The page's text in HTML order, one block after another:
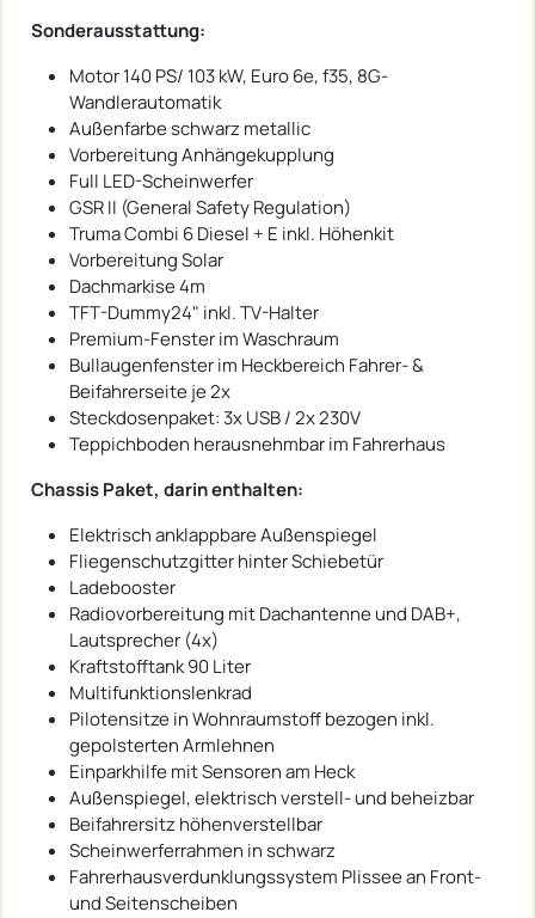
Sonderausstattung:
Motor 140 PS/ 103 kW, Euro 6e, f35, 8G-
Wandlerautomatik
Außenfarbe schwarz metallic
Vorbereitung Anhängekupplung
Full LED-Scheinwerfer
GSR II (General Safety Regulation)
Truma Combi 6 Diesel + E inkl. Höhenkit
Vorbereitung Solar
Dachmarkise 4m
TFT-Dummy24" inkl. TV-Halter
Premium-Fenster im Waschraum
Bullaugenfenster im Heckbereich Fahrer- &
Beifahrerseite je 2x
Steckdosenpaket: 3x USB / 2x 230V
Teppichboden herausnehmbar im Fahrerhaus
Chassis Paket, darin enthalten:
Elektrisch anklappbare Außenspiegel
Fliegenschutzgitter hinter Schiebetür
Ladebooster
Radiovorbereitung mit Dachantenne und DAB+,
Lautsprecher (4x)
Kraftstofftank 90 Liter
Multifunktionslenkrad
Pilotensitze in Wohnraumstoff bezogen inkl.
gepolsterten Armlehnen
Einparkhilfe mit Sensoren am Heck
Außenspiegel, elektrisch verstell- und beheizbar
Beifahrersitz höhenverstellbar
Scheinwerferrahmen in schwarz
Fahrerhausverdunklungssystem Plissee an Front-
und Seitenscheiben